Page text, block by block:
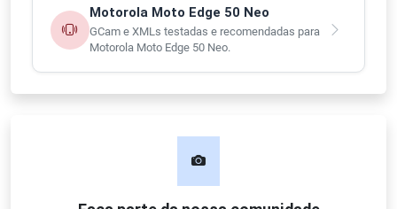
Motorola Moto Edge 50 Neo
GCam e XMLs testadas e recomendadas para
Motorola Moto Edge 50 Neo.